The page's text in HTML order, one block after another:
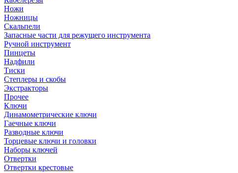
Ножи
Ножницы
Скальпели
Запасные части для режущего инструмента
Ручной инструмент
Пинцеты
Надфили
Тиски
Степлеры и скобы
Экстракторы
Прочее
Ключи
Динамометрические ключи
Гаечные ключи
Разводные ключи
Торцевые ключи и головки
Наборы ключей
Отвертки
Отвертки крестовые